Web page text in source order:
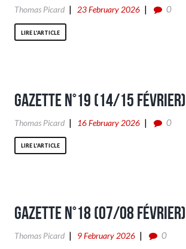
Thomas Picard 23 February 2026 0
LIRE L'ARTICLE
Gazette n°19 (14/15 Février)
Thomas Picard 16 February 2026 0
LIRE L'ARTICLE
Gazette n°18 (07/08 Février)
Thomas Picard 9 February 2026 0